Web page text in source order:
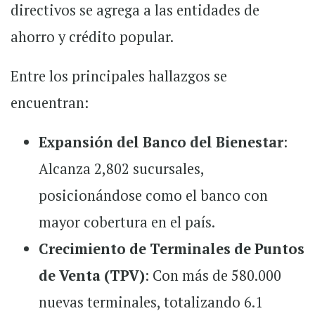
directivos se agrega a las entidades de
ahorro y crédito popular.
Entre los principales hallazgos se
encuentran:
Expansión del Banco del Bienestar:
Alcanza 2,802 sucursales,
posicionándose como el banco con
mayor cobertura en el país.
Crecimiento de Terminales de Puntos
de Venta (TPV): Con más de 580.000
nuevas terminales, totalizando 6.1